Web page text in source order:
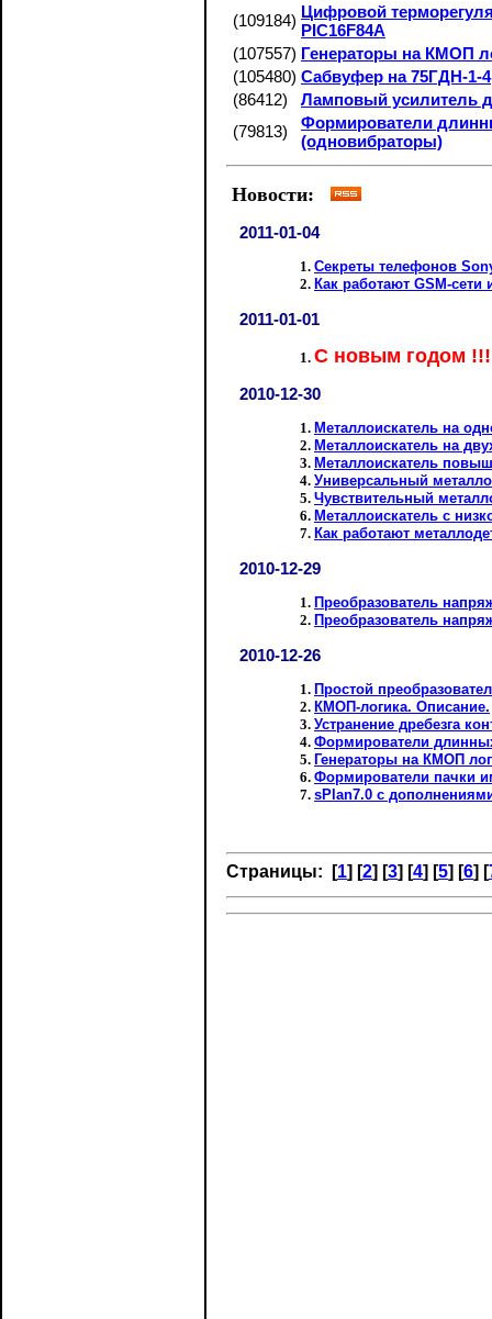
(109184) Цифровой
PIC16F84A
(107557) Генераторы на КМОП
(105480) Сабвуфер на 75ГДН-1-4
(86412)
Ламповый усилитель
(79813)
Формирователи
(одновибраторы)
Новости:
2011-01-04
Секреты телефонов
Как работают GSM-
2011-01-01
С новым годом !!!
2010-12-30
Металлоискатель на
Металлоискатель на
Металлоискатель
Универсальный
Чувствительный
Металлоискатель с
Как работают
2010-12-29
Преобразователь
Преобразователь
2010-12-26
Простой
КМОП-логика. Описание.
Устранение дребезга
Формирователи
Генераторы на КМОП
Формирователи пачки
sPlan7.0 с
Страницы: [1] [2] [3] [4] [5] [6] [